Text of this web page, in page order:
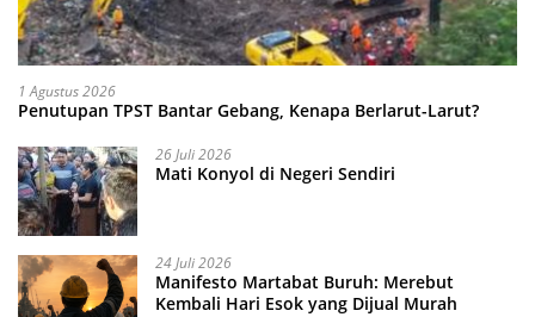
1 Agustus 2026
Penutupan TPST Bantar Gebang, Kenapa Berlarut-Larut?
26 Juli 2026
Mati Konyol di Negeri Sendiri
24 Juli 2026
Manifesto Martabat Buruh: Merebut
Kembali Hari Esok yang Dijual Murah